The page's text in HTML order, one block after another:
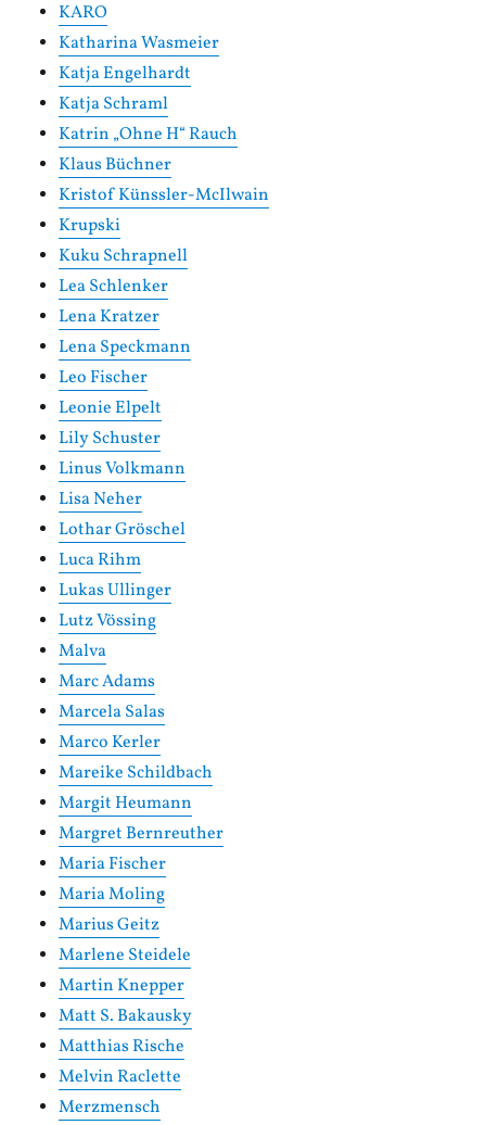
KARO
Katharina Wasmeier
Katja Engelhardt
Katja Schraml
Katrin „Ohne H“ Rauch
Klaus Büchner
Kristof Künssler-McIlwain
Krupski
Kuku Schrapnell
Lea Schlenker
Lena Kratzer
Lena Speckmann
Leo Fischer
Leonie Elpelt
Lily Schuster
Linus Volkmann
Lisa Neher
Lothar Gröschel
Luca Rihm
Lukas Ullinger
Lutz Vössing
Malva
Marc Adams
Marcela Salas
Marco Kerler
Mareike Schildbach
Margit Heumann
Margret Bernreuther
Maria Fischer
Maria Moling
Marius Geitz
Marlene Steidele
Martin Knepper
Matt S. Bakausky
Matthias Rische
Melvin Raclette
Merzmensch